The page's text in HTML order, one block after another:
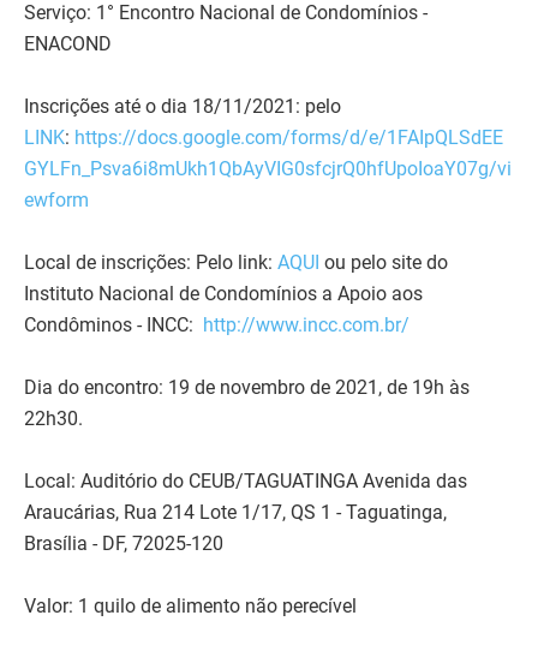
Serviço: 1° Encontro Nacional de Condomínios -
ENACOND
Inscrições até o dia 18/11/2021: pelo
LINK: https://docs.google.com/forms/d/e/1FAIpQLSdEE
GYLFn_Psva6i8mUkh1QbAyVIG0sfcjrQ0hfUpoIoaY07g/vi
ewform
Local de inscrições: Pelo link: AQUI ou pelo site do
Instituto Nacional de Condomínios a Apoio aos
Condôminos - INCC: http://www.incc.com.br/
Dia do encontro: 19 de novembro de 2021, de 19h às
22h30.
Local: Auditório do CEUB/TAGUATINGA Avenida das
Araucárias, Rua 214 Lote 1/17, QS 1 - Taguatinga,
Brasília - DF, 72025-120
Valor: 1 quilo de alimento não perecível